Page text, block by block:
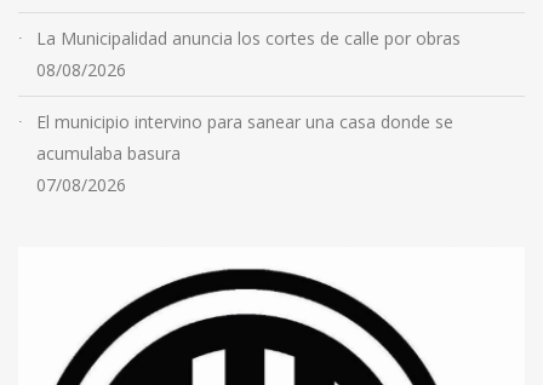
La Municipalidad anuncia los cortes de calle por obras
08/08/2026
El municipio intervino para sanear una casa donde se
acumulaba basura
07/08/2026